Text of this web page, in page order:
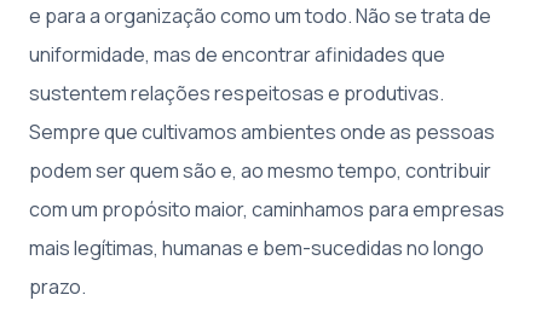
e para a organização como um todo. Não se trata de
uniformidade, mas de encontrar afinidades que
sustentem relações respeitosas e produtivas.
Sempre que cultivamos ambientes onde as pessoas
podem ser quem são e, ao mesmo tempo, contribuir
com um propósito maior, caminhamos para empresas
mais legítimas, humanas e bem-sucedidas no longo
prazo.